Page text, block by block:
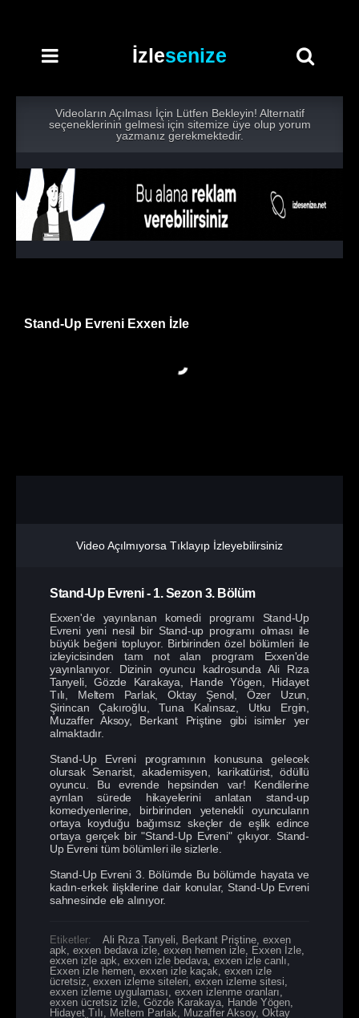
İzlesenize
Videoların Açılması İçin Lütfen Bekleyin! Alternatif
seçeneklerinin gelmesi için sitemize üye olup yorum
yazmanız gerekmektedir.
Stand-Up Evreni Exxen İzle
Video Açılmıyorsa Tıklayıp İzleyebilirsiniz
Stand-Up Evreni- 1. Sezon 3. Bölüm
Exxen'de yayınlanan komedi programı Stand-Up
Evreni yeni nesil bir Stand-up programı olması ile
büyük beğeni topluyor. Birbirinden özel bölümleri ile
izleyicisinden tam not alan program Exxen'de
yayınlanıyor. Dizinin oyuncu kadrosunda Ali Rıza
Tanyeli, Gözde Karakaya, Hande Yögen, Hidayet
Tılı, Meltem Parlak, Oktay Şenol, Özer Uzun,
Şirincan Çakıroğlu, Tuna Kalınsaz, Utku Ergin,
Muzaffer Aksoy, Berkant Priştine gibi isimler yer
almaktadır.
Stand-Up Evreni programının konusuna gelecek
olursak Senarist, akademisyen, karikatürist, ödüllü
oyuncu. Bu evrende hepsinden var! Kendilerine
ayrılan sürede hikayelerini anlatan stand-up
komedyenlerine, birbirinden yetenekli oyuncuların
ortaya koyduğu bağımsız skeçler de eşlik edince
ortaya gerçek bir "Stand-Up Evreni" çıkıyor. Stand-
Up Evreni tüm bölümleri ile sizlerle.
Stand-Up Evreni 3. Bölümde Bu bölümde hayata ve
kadın-erkek ilişkilerine dair konular, Stand-Up Evreni
sahnesinde ele alınıyor.
Etiketler: Ali Rıza Tanyeli Berkant Priştine exxen
apk exxen bedava izle ,exxen hemen izle Exxen İzle
exxen izle apk exxen izle bedava exxen izle canlı
Exxen izle hemen exxen izle kaçak exxen izle
ücretsiz exxen izleme siteleri exxen izleme sitesi
exxen izleme uygulaması exxen izlenme oranları
exxen ücretsiz izle Gözde Karakaya Hande Yögen
Hidayet Tılı
Meltem Parlak Muzaffer Aksoy, Oktay